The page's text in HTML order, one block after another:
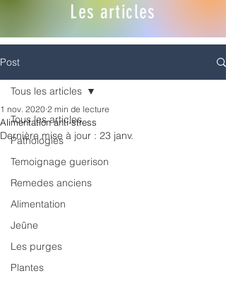
Les articles
Post
Tous les articles
Pathologies
Temoignage guerison
Remedes anciens
Alimentation
Jeûne
Les purges
Plantes
Tous les articles
Alimentation anti-stress
1 nov. 2020 2 min de lecture
Dernière mise à jour : 23 janv.